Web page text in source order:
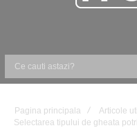
Ce
astazi?
Pagina principala Articole
Selectarea tipului de gheata